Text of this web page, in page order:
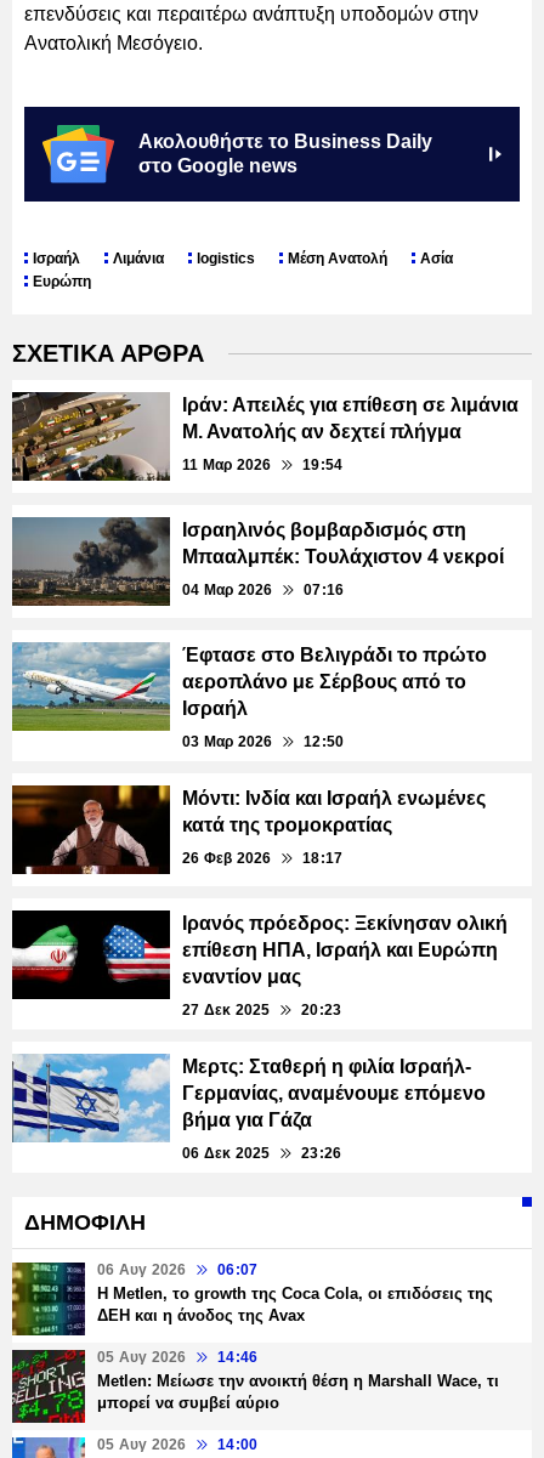
επενδύσεις και περαιτέρω ανάπτυξη υποδομών στην
Ανατολική Μεσόγειο.
Ακολουθήστε το Business Daily
στο Google news
Ισραήλ Λιμάνια logistics Μέση Ανατολή
Ασία
Ευρώπη
ΣΧΕΤΙΚΑ ΑΡΘΡΑ
Ιράν: Απειλές για επίθεση σε λιμάνια
Μ. Ανατολής αν δεχτεί πλήγμα
11 Μαρ 2026 19:54
Ισραηλινός βομβαρδισμός στη
Μπααλμπέκ: Τουλάχιστον 4 νεκροί
04 Μαρ 2026 07:16
Έφτασε στο Βελιγράδι το πρώτο
αεροπλάνο με Σέρβους από το
Ισραήλ
03 Μαρ 2026 12:50
Μόντι: Ινδία και Ισραήλ ενωμένες
κατά της τρομοκρατίας
26 Φεβ 2026 18:17
Ιρανός πρόεδρος: Ξεκίνησαν ολική
επίθεση ΗΠΑ, Ισραήλ και Ευρώπη
εναντίον μας
27 Δεκ 2025 20:23
Μερτς: Σταθερή η φιλία Ισραήλ-
Γερμανίας, αναμένουμε επόμενο
βήμα για Γάζα
06 Δεκ 2025 23:26
ΔΗΜΟΦΙΛΗ
06 Αυγ 2026 06:07
H Metlen, το growth της Coca Cola, οι επιδόσεις της
ΔΕΗ και η άνοδος της Avax
05 Αυγ 2026 14:46
Metlen: Μείωσε την ανοικτή θέση η Marshall Wace, τι
μπορεί να συμβεί αύριο
05 Αυγ 2026 14:00